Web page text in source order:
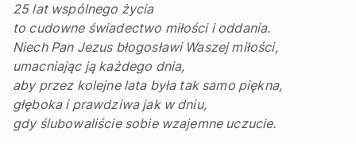
25 lat wspólnego życia
to cudowne świadectwo miłości i oddania.
Niech Pan Jezus błogosławi Waszej miłości,
umacniając ją każdego dnia,
aby przez kolejne lata była tak samo piękna,
głęboka i prawdziwa jak w dniu,
gdy ślubowaliście sobie wzajemne uczucie.